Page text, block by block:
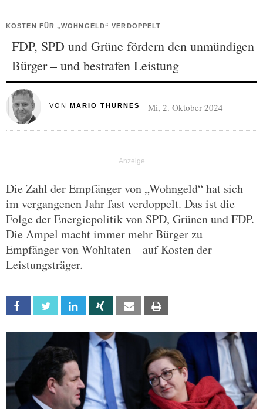
KOSTEN FÜR „WOHNGELD“ VERDOPPELT
FDP, SPD und Grüne fördern den unmündigen
Bürger – und bestrafen Leistung
VON MARIO THURNES Mi, 2. Oktober 2024
Die Zahl der Empfänger von „Wohngeld“ hat sich
im vergangenen Jahr fast verdoppelt. Das ist die
Folge der Energiepolitik von SPD, Grünen und FDP.
Die Ampel macht immer mehr Bürger zu
Empfänger von Wohltaten – auf Kosten der
Leistungsträger.
Facebook Twitter Linkedin Xing Email